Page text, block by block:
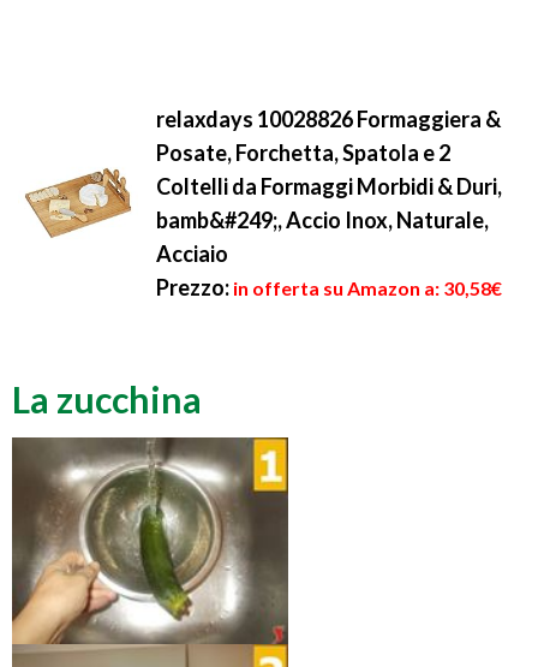
relaxdays 10028826 Formaggiera &
Posate, Forchetta, Spatola e 2
Coltelli da Formaggi Morbidi & Duri,
bamb&#249;, Accio Inox, Naturale,
Acciaio
Prezzo: in offerta su Amazon a: 30,58€
La zucchina